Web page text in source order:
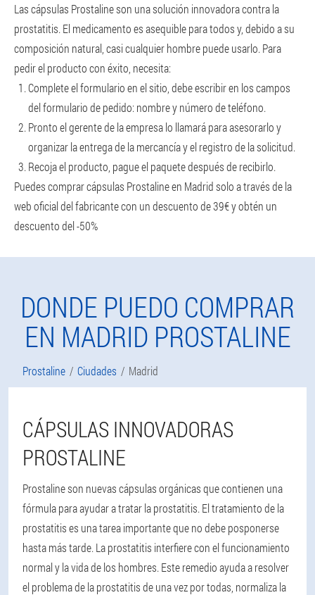
Las cápsulas Prostaline son una solución innovadora contra la
prostatitis. El medicamento es asequible para todos y, debido a su
composición natural, casi cualquier hombre puede usarlo. Para
pedir el producto con éxito, necesita:
Complete el formulario en el sitio, debe escribir en los campos
del formulario de pedido: nombre y número de teléfono.
Pronto el gerente de la empresa lo llamará para asesorarlo y
organizar la entrega de la mercancía y el registro de la solicitud.
Recoja el producto, pague el paquete después de recibirlo.
Puedes comprar cápsulas Prostaline en Madrid solo a través de la
web oficial del fabricante con un descuento de 39€ y obtén un
descuento del -50%
DONDE PUEDO COMPRAR
EN MADRID PROSTALINE
Prostaline Ciudades Madrid
CÁPSULAS INNOVADORAS
PROSTALINE
Prostaline son nuevas cápsulas orgánicas que contienen una
fórmula para ayudar a tratar la prostatitis. El tratamiento de la
prostatitis es una tarea importante que no debe posponerse
hasta más tarde. La prostatitis interfiere con el funcionamiento
normal y la vida de los hombres. Este remedio ayuda a resolver
el problema de la prostatitis de una vez por todas, normaliza la